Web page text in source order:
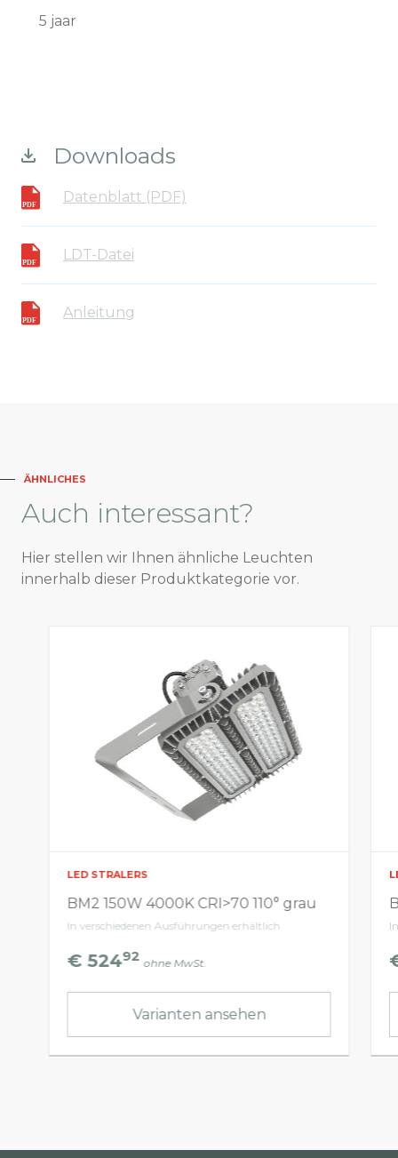
5 jaar
Downloads
Datenblatt (PDF)
LDT-Datei
Anleitung
ÄHNLICHES
Auch interessant?
Hier stellen wir Ihnen ähnliche Leuchten
innerhalb dieser Produktkategorie vor.
LED STRALERS
BM2 150W 4000K CRI>70 110° grau
In verschiedenen Ausführungen erhältlich
€ 52492 ohne MwSt.
Varianten ansehen